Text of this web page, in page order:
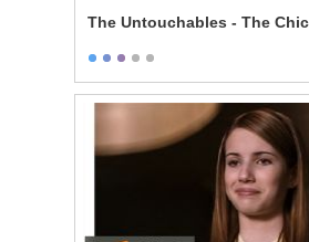
The Untouchables - The